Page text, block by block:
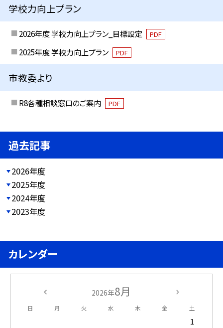
学校力向上プラン
2026年度 学校力向上プラン_目標設定 PDF
2025年度 学校力向上プラン PDF
市教委より
R8各種相談窓口のご案内 PDF
過去記事
2026年度
2025年度
2024年度
2023年度
カレンダー
2026年8月
日 月 火 水 木 金 土
1